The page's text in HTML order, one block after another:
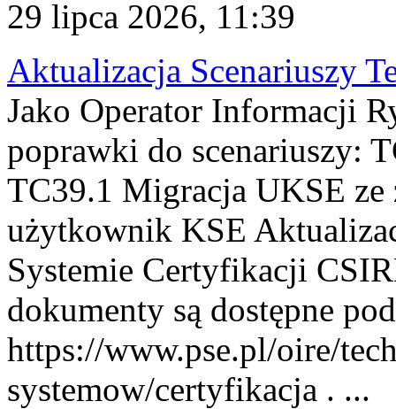
29 lipca 2026, 11:39
Aktualizacja Scenariuszy
Jako Operator Informacji
poprawki do scenariuszy:
TC39.1 Migracja UKSE
użytkownik KSE
Systemie Certyfikacji
dokumenty są dostępne
https://www.pse.pl/oire/
systemow/certyfikacja . ...